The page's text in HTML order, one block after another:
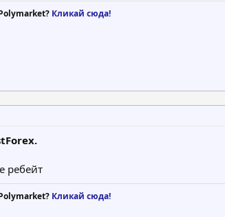
Кликай сюда!
ребейт
Кликай сюда!